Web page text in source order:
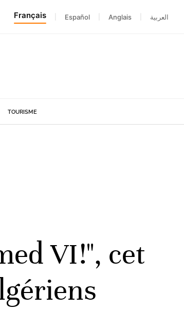
Français Español Anglais العربية
TOURISME
VI!", cet